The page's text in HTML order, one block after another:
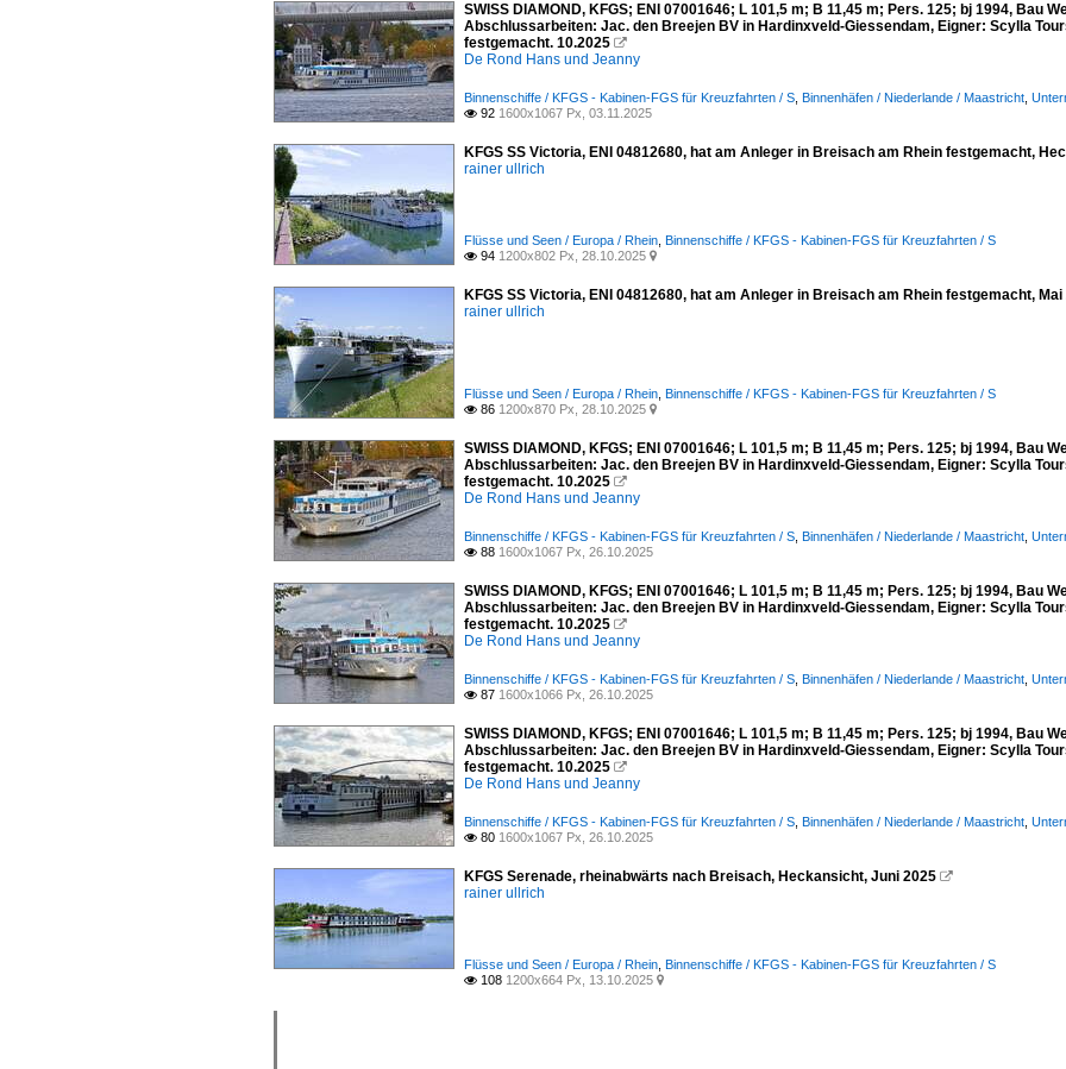
SWISS DIAMOND, KFGS; ENI 07001646; L 101,5 m; B 11,45 m; Pers. 125; bj 1994, Bau
Abschlussarbeiten: Jac. den Breejen BV in Hardinxveld-Giessendam, Eigner: Scylla
festgemacht. 10.2025 
De Rond Hans und Jeanny
Binnenschiffe / KFGS - Kabinen-FGS für Kreuzfahrten / S Binnenhäfen / Niederlande / Maastricht
 92 1600x1067 Px, 03.11.2025
KFGS SS Victoria, ENI 04812680, hat am Anleger in Breisach am Rhein festgemacht,
rainer ullrich
Flüsse und Seen / Europa / Rhein Binnenschiffe / KFGS - Kabinen-FGS für Kreuzfahrten / S
 94 1200x802 Px, 28.10.2025 
KFGS SS Victoria, ENI 04812680, hat am Anleger in Breisach am Rhein festgemacht, Mai
rainer ullrich
Flüsse und Seen / Europa / Rhein Binnenschiffe / KFGS - Kabinen-FGS für Kreuzfahrten / S
 86 1200x870 Px, 28.10.2025 
SWISS DIAMOND, KFGS; ENI 07001646; L 101,5 m; B 11,45 m; Pers. 125; bj 1994, Bau
Abschlussarbeiten: Jac. den Breejen BV in Hardinxveld-Giessendam, Eigner: Scylla
festgemacht. 10.2025 
De Rond Hans und Jeanny
Binnenschiffe / KFGS - Kabinen-FGS für Kreuzfahrten / S Binnenhäfen / Niederlande / Maastricht
 88 1600x1067 Px, 26.10.2025
SWISS DIAMOND, KFGS; ENI 07001646; L 101,5 m; B 11,45 m; Pers. 125; bj 1994, Bau
Abschlussarbeiten: Jac. den Breejen BV in Hardinxveld-Giessendam, Eigner: Scylla
festgemacht. 10.2025 
De Rond Hans und Jeanny
Binnenschiffe / KFGS - Kabinen-FGS für Kreuzfahrten / S Binnenhäfen / Niederlande / Maastricht
 87 1600x1066 Px, 26.10.2025
SWISS DIAMOND, KFGS; ENI 07001646; L 101,5 m; B 11,45 m; Pers. 125; bj 1994, Bau
Abschlussarbeiten: Jac. den Breejen BV in Hardinxveld-Giessendam, Eigner: Scylla
festgemacht. 10.2025 
De Rond Hans und Jeanny
Binnenschiffe / KFGS - Kabinen-FGS für Kreuzfahrten / S Binnenhäfen / Niederlande / Maastricht
 80 1600x1067 Px, 26.10.2025
KFGS Serenade, rheinabwärts nach Breisach, Heckansicht, Juni 2025 
rainer ullrich
Flüsse und Seen / Europa / Rhein Binnenschiffe / KFGS - Kabinen-FGS für Kreuzfahrten / S
 108 1200x664 Px, 13.10.2025 